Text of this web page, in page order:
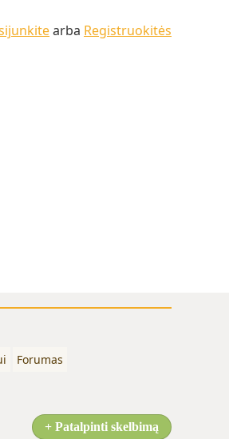
arba Registruokitės
Forumas
+ Patalpinti skelbimą